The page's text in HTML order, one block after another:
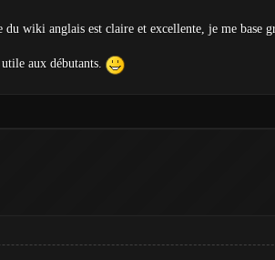
wiki anglais est claire et excellente, je me base
aux débutants.